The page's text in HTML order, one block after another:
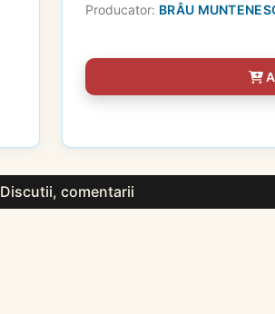
Producator: BRÂU
Discutii, comentarii